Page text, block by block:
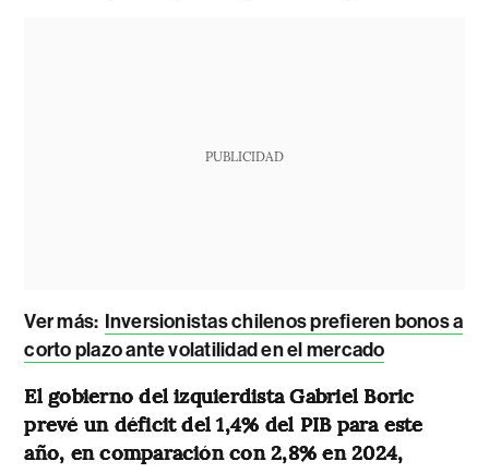
PUBLICIDAD
Ver más: Inversionistas chilenos prefieren bonos a
corto plazo ante volatilidad en el mercado
El gobierno del izquierdista Gabriel Boric
prevé un déficit del 1,4% del PIB para este
año, en comparación con 2,8% en 2024,